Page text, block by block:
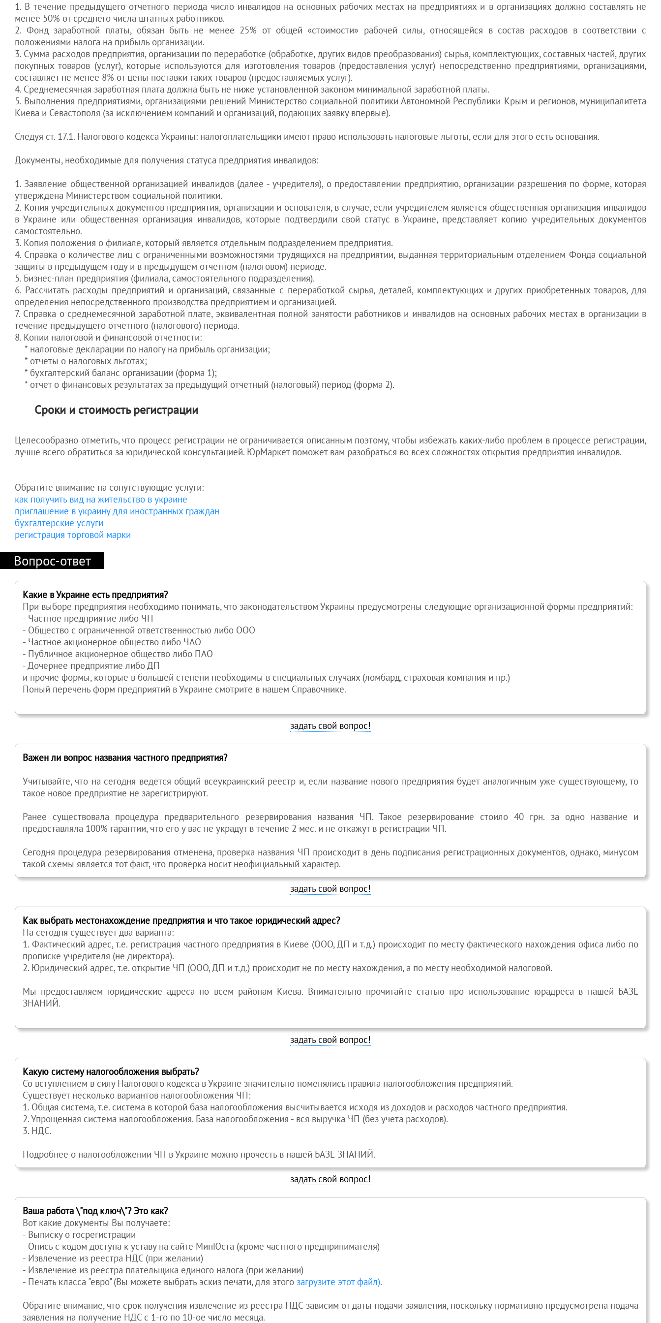
1. В течение предыдущего отчетного периода число инвалидов на основных рабочих местах на предприятиях и в организациях должно составлять не
менее 50% от среднего числа штатных работников.
2. Фонд заработной платы, обязан быть не менее 25% от общей «стоимости» рабочей силы, относящейся в состав расходов в соответствии с
положениями налога на прибыль организации.
3. Сумма расходов предприятия, организации по переработке (обработке, других видов преобразования) сырья, комплектующих, составных частей, других
покупных товаров (услуг), которые используются для изготовления товаров (предоставления услуг) непосредственно предприятиями, организациями,
составляет не менее 8% от цены поставки таких товаров (предоставляемых услуг).
4. Среднемесячная заработная плата должна быть не ниже установленной законом минимальной заработной платы.
5. Выполнения предприятиями, организациями решений Министерство социальной политики Автономной Республики Крым и регионов, муниципалитета
Киева и Севастополя (за исключением компаний и организаций, подающих заявку впервые).
Следуя ст. 17.1. Налогового кодекса Украины: налогоплательщики имеют право использовать налоговые льготы, если для этого есть основания.
Документы, необходимые для получения статуса предприятия инвалидов:
1. Заявление общественной организацией инвалидов (далее - учредителя), о предоставлении предприятию, организации разрешения по форме, которая
утверждена Министерством социальной политики.
2. Копия учредительных документов предприятия, организации и основателя, в случае, если учредителем является общественная организация инвалидов
в Украине или общественная организация инвалидов, которые подтвердили свой статус в Украине, представляет копию учредительных документов
самостоятельно.
3. Копия положения о филиале, который является отдельным подразделением предприятия.
4. Справка о количестве лиц с ограниченными возможностями трудящихся на предприятии, выданная территориальным отделением Фонда социальной
защиты в предыдущем году и в предыдущем отчетном (налоговом) периоде.
5. Бизнес-план предприятия (филиала, самостоятельного подразделения).
6. Рассчитать расходы предприятий и организаций, связанные с переработкой сырья, деталей, комплектующих и других приобретенных товаров, для
определения непосредственного производства предприятием и организацией.
7. Справка о среднемесячной заработной плате, эквивалентная полной занятости работников и инвалидов на основных рабочих местах в организации в
течение предыдущего отчетного (налогового) периода.
8. Копии налоговой и финансовой отчетности:
* налоговые декларации по налогу на прибыль организации;
* отчеты о налоговых льготах;
* бухгалтерский баланс организации (форма 1);
* отчет о финансовых результатах за предыдущий отчетный (налоговый) период (форма 2).
Сроки и стоимость регистрации
Целесообразно отметить, что процесс регистрации не ограничивается описанным поэтому, чтобы избежать каких-либо проблем в процессе регистрации,
лучше всего обратиться за юридической консультацией. ЮрМаркет поможет вам разобраться во всех сложностях открытия предприятия инвалидов.
Обратите внимание на сопутствующие услуги:
как получить вид на жительство в украине
приглашение в украину для иностранных граждан
бухгалтерские услуги
регистрация торговой марки
Вопрос-ответ
Какие в Украине есть предприятия?
При выборе предприятия необходимо понимать, что законодательством Украины предусмотрены следующие организационной формы предприятий:
- Частное предприятие либо ЧП
- Общество с ограниченной ответственностью либо ООО
- Частное акционерное общество либо ЧАО
- Публичное акционерное общество либо ПАО
- Дочернее предприятие либо ДП
и прочие формы, которые в большей степени необходимы в специальных случаях (ломбард, страховая компания и пр.)
Поный перечень форм предприятий в Украине смотрите в нашем Справочнике.
задать свой вопрос!
Важен ли вопрос названия частного предприятия?
Учитывайте, что на сегодня ведется общий всеукраинский реестр и, если название нового предприятия будет аналогичным уже существующему, то
такое новое предприятие не зарегистрируют.
Ранее существовала процедура предварительного резервирования названия ЧП. Такое резервирование стоило 40 грн. за одно название и
предоставляла 100% гарантии, что его у вас не украдут в течение 2 мес. и не откажут в регистрации ЧП.
Сегодня процедура резервирования отменена, проверка названия ЧП происходит в день подписания регистрационных документов, однако, минусом
такой схемы является тот факт, что проверка носит неофициальный характер.
задать свой вопрос!
Как выбрать местонахождение предприятия и что такое юридический адрес?
На сегодня существует два варианта:
1. Фактический адрес, т.е. регистрация частного предприятия в Киеве (ООО, ДП и т.д.) происходит по месту фактического нахождения офиса либо по
прописке учредителя (не директора).
2. Юридический адрес, т.е. открытие ЧП (ООО, ДП и т.д.) происходит не по месту нахождения, а по месту необходимой налоговой.
Мы предоставляем юридические адреса по всем районам Киева. Внимательно прочитайте статью про использование юрадреса в нашей БАЗЕ
ЗНАНИЙ.
задать свой вопрос!
Какую систему налогообложения выбрать?
Со вступлением в силу Налогового кодекса в Украине значительно поменялись правила налогообложения предприятий.
Существует несколько вариантов налогообложения ЧП:
1. Общая система, т.е. система в которой база налогообложения высчитывается исходя из доходов и расходов частного предприятия.
2. Упрощенная система налогообложения. База налогообложения - вся выручка ЧП (без учета расходов).
3. НДС.
Подробнее о налогообложении ЧП в Украине можно прочесть в нашей БАЗЕ ЗНАНИЙ.
задать свой вопрос!
Ваша работа \"под ключ\"? Это как?
Вот какие документы Вы получаете:
- Выписку о госрегистрации
- Опись с кодом доступа к уставу на сайте МинЮста (кроме частного предпринимателя)
- Извлечение из реестра НДС (при желании)
- Извлечение из реестра плательщика единого налога (при желании)
- Печать класса "евро" (Вы можете выбрать эскиз печати, для этого загрузите этот файл).
Обратите внимание, что срок получения извлечение из реестра НДС зависим от даты подачи заявления, поскольку нормативно предусмотрена подача
заявления на получение НДС с 1-го по 10-ое число месяца.
предприятия
смена учредителя
ООО
смена директора
предприятия
Открыть детский
сад
Как иностранцу
начать бизнес
надо ли
Как открыть
рекламное
агентство
Как открыть е-
обменник
ресторан
статьи
О налогах и бухучете
Оргвопросы бизнеса
Разрешения для
бизнеса
Статьи для
иностранцев
пребывания в Украине
Как иностранцу открыть
счёт в украинском банке
еще консультации
Украину
FAQ по-страново
от наших юристов
для белорусов
для казахов
для грузин
для молдован
для других стран
Услуги
гражданам
выход из гражданства
Украины
возврат в Украину с
ПМЖ
выезд на ПМЖ из
Украины
гражданства Украины
Украине
получить ВНЖ в
Украине
Аннулирование
Как принять на
работу
иностранца в
Украине
Уплата налогов
после
оформления
Украины
вид на
Украине
получить вид
на жительство
в Украине
квартиры
иностранцем в
Украине
Получение
водительских
прав
иностранцем в
Украине
см. все статьи
аренду
эффективная защита
бизнеса
Налоги.
Активы. Кадры.
контролировать
учредителей
Как правильно
защитить
активы
компании
"Тень" как
инструмент
защиты
предприятия
Как защитить
свой бизнес
КАДРЫ.
Как
сотрудников
Как
контролировать
директора
Как наказать
убытки
Как не дать
менеджеру
увести клиентов
Как оставить
Гоструда "с
носом"
Аутсорсинг для
транспортной
компании
Бухгалтерия для
интернет-магазина
Обслуживание
рекламной фирмы
Бухгалтерское
обслуживание ИТ-
компании